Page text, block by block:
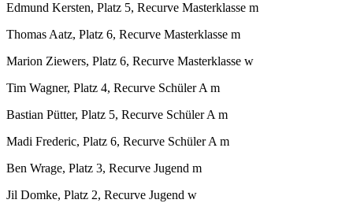
Edmund Kersten, Platz 5, Recurve Masterklasse m
Thomas Aatz, Platz 6, Recurve Masterklasse m
Marion Ziewers, Platz 6, Recurve Masterklasse w
Tim Wagner, Platz 4, Recurve Schüler A m
Bastian Pütter, Platz 5, Recurve Schüler A m
Madi Frederic, Platz 6, Recurve Schüler A m
Ben Wrage, Platz 3, Recurve Jugend m
Jil Domke, Platz 2, Recurve Jugend w